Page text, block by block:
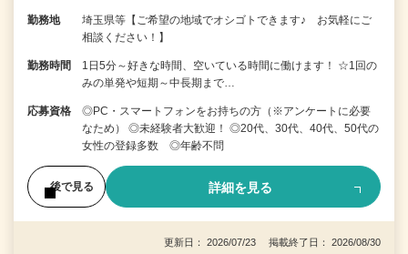
勤務地
埼玉県等【ご希望の地域でオシゴトできます♪ お気軽にご
相談ください！】
勤務時間
1日5分～好きな時間、空いている時間に働けます！ ☆1回の
みの単発や短期～中長期まで…
応募資格
◎PC・スマートフォンをお持ちの方（※アンケートに必要
なため） ◎未経験者大歓迎！ ◎20代、30代、40代、50代の
女性の登録多数 ◎年齢不問
後で見る 詳細を見る
更新日： 2026/07/23 掲載終了日： 2026/08/30